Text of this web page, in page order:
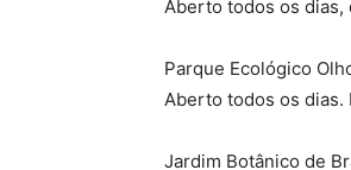
Aberto todos os dias,
Parque Ecológico
Aberto todos os dias.
Jardim Botânico de